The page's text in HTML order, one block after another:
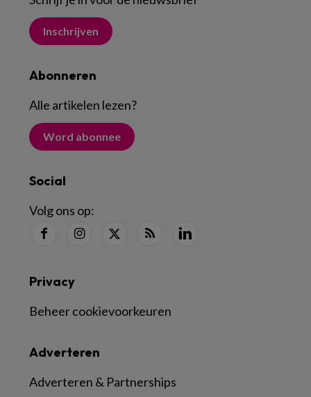
Inschrijven
Abonneren
Alle artikelen lezen?
Word abonnee
Social
Volg ons op:
Adverteren
Adverteren & Partnerships
Privacy
Beheer cookievoorkeuren